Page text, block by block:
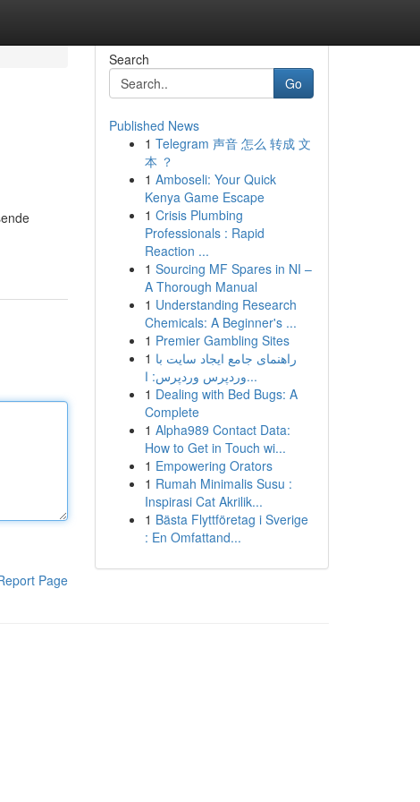
Page
Search
Go
Published News
1 Telegram 声音 怎么 转成 文
本 ？
1 Amboseli: Your Quick
Kenya Game Escape
1 Crisis Plumbing
Professionals : Rapid
Reaction ...
1 Sourcing MF Spares in NI –
A Thorough Manual
1 Understanding Research
Chemicals: A Beginner's ...
1 Premier Gambling Sites
1 راهنمای جامع ایجاد سایت با
وردپرس وردپرس: ا...
1 Dealing with Bed Bugs: A
Complete
1 Alpha989 Contact Data:
How to Get in Touch wi...
1 Empowering Orators
1 Rumah Minimalis Susu :
Inspirasi Cat Akrilik...
1 Bästa Flyttföretag i Sverige
: En Omfattand...